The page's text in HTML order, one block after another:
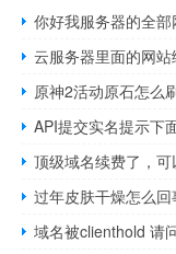
你好我服务器的全
云服务器里面的网
原神2活动原石怎么
API提交实名提示下
顶级域名续费了，
过年皮肤干燥怎么回
域名被clienthold 请